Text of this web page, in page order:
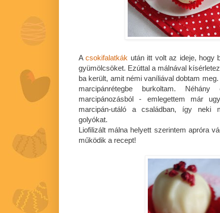
Acsokifalatkák után itt volt az ideje, hogy
gyümölcsöket. Ezúttal a málnával
ba került, amit némi vaníliával dobtam
marcipánrétegbe burkoltam.
marcipánozásból - emlegettem már
marcipán-utáló a családban, így neki
golyókat.
Liofilizált málna helyett szerintem apróra
működik a recept!